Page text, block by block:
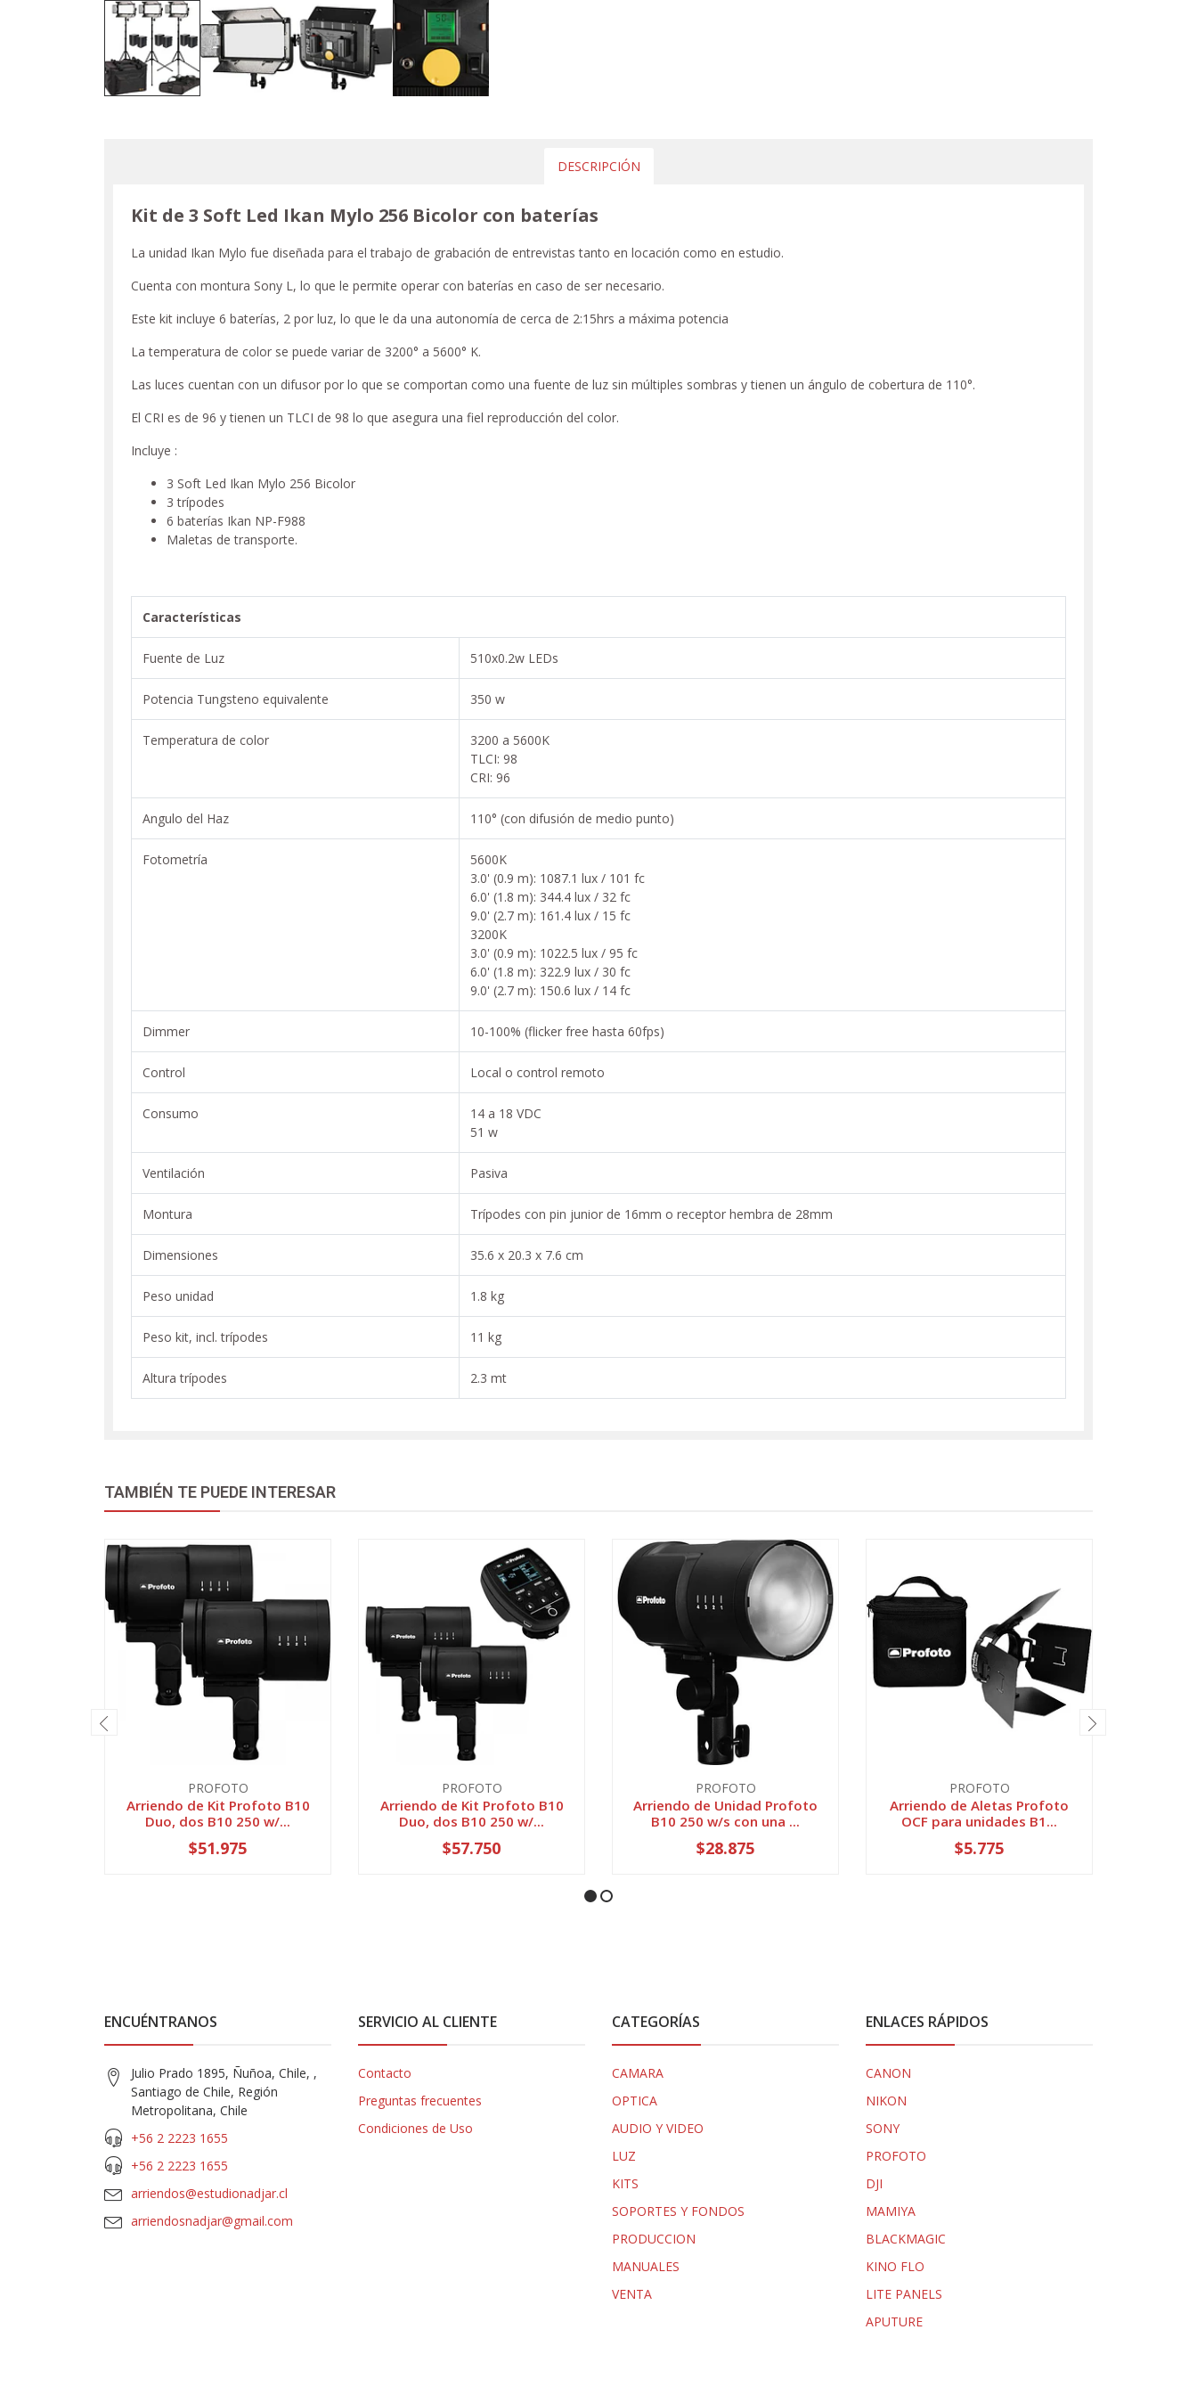
DESCRIPCIÓN
Kit de 3 Soft Led Ikan Mylo 256 Bicolor con baterías
La unidad Ikan Mylo fue diseñada para el trabajo de grabación de entrevistas tanto en locación como en estudio.
Cuenta con montura Sony L, lo que le permite operar con baterías en caso de ser necesario.
Este kit incluye 6 baterías, 2 por luz, lo que le da una autonomía de cerca de 2:15hrs a máxima potencia
La temperatura de color se puede variar de 3200° a 5600° K.
Las luces cuentan con un difusor por lo que se comportan como una fuente de luz sin múltiples sombras y tienen un ángulo de cobertura de 110°.
El CRI es de 96 y tienen un TLCI de 98 lo que asegura una fiel reproducción del color.
Incluye :
3 Soft Led Ikan Mylo 256 Bicolor
3 trípodes
6 baterí­as Ikan NP-F988
Maletas de transporte.
Características
Fuente de Luz 510x0.2w LEDs
Potencia Tungsteno equivalente 350 w
Temperatura de color
3200 a 5600K
TLCI: 98
CRI: 96
Angulo del Haz 110° (con difusión de medio punto)
Fotometría
5600K
3.0' (0.9 m): 1087.1 lux / 101 fc
6.0' (1.8 m): 344.4 lux / 32 fc
9.0' (2.7 m): 161.4 lux / 15 fc
3200K
3.0' (0.9 m): 1022.5 lux / 95 fc
6.0' (1.8 m): 322.9 lux / 30 fc
9.0' (2.7 m): 150.6 lux / 14 fc
Dimmer 10-100% (flicker free hasta 60fps)
Control Local o control remoto
Consumo
14 a 18 VDC
51 w
Ventilación Pasiva
Montura Trípodes con pin junior de 16mm o receptor hembra de 28mm
Dimensiones 35.6 x 20.3 x 7.6 cm
Peso unidad 1.8 kg
Peso kit, incl. trí­podes 11 kg
Altura trí­podes 2.3 mt
TAMBIÉN TE PUEDE INTERESAR
PROFOTO
Arriendo de Kit Profoto B10
Duo, dos B10 250 w/...
$51.975
PROFOTO
Arriendo de Kit Profoto B10
Duo, dos B10 250 w/...
$57.750
PROFOTO
Arriendo de Unidad Profoto
B10 250 w/s con una ...
$28.875
PROFOTO
Arriendo de Aletas Profoto
OCF para unidades B1...
$5.775
ENCUÉNTRANOS
Julio Prado 1895, Ñuñoa, Chile, ,
Santiago de Chile, Región
Metropolitana, Chile
+56 2 2223 1655
+56 2 2223 1655
arriendos@estudionadjar.cl
arriendosnadjar@gmail.com
SERVICIO AL CLIENTE
Contacto
Preguntas frecuentes
Condiciones de Uso
CATEGORÍAS
CAMARA
OPTICA
AUDIO Y VIDEO
LUZ
KITS
SOPORTES Y FONDOS
PRODUCCION
MANUALES
VENTA
ENLACES RÁPIDOS
CANON
NIKON
SONY
PROFOTO
DJI
MAMIYA
BLACKMAGIC
KINO FLO
LITE PANELS
APUTURE